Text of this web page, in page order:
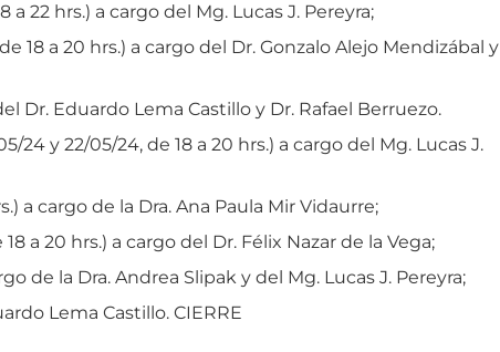
22 hrs.) a cargo del Mg. Lucas J. Pereyra;
18 a 20 hrs.) a cargo del Dr. Gonzalo Alejo Mendizábal y
Dr. Eduardo Lema Castillo y Dr. Rafael Berruezo.
y 22/05/24, de 18 a 20 hrs.) a cargo del Mg. Lucas J.
a cargo de la Dra. Ana Paula Mir Vidaurre;
a 20 hrs.) a cargo del Dr. Félix Nazar de la Vega;
de la Dra. Andrea Slipak y del Mg. Lucas J. Pereyra;
Lema Castillo. CIERRE